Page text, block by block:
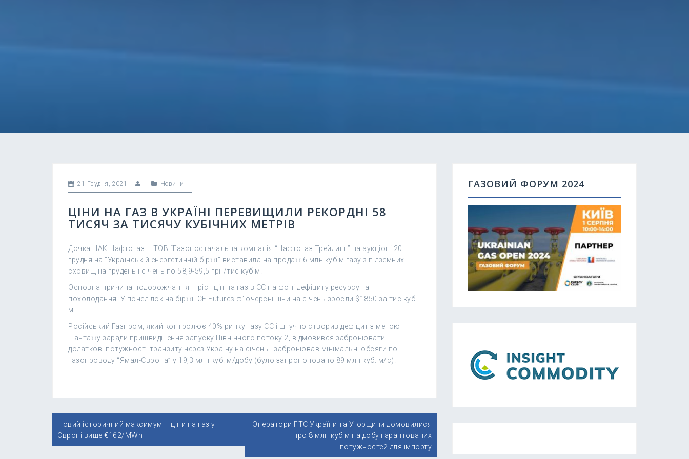
21 Грудня, 2021 Новини
ЦІНИ НА ГАЗ В УКРАЇНІ ПЕРЕВИЩИЛИ РЕКОРДНІ 58
ТИСЯЧ ЗА ТИСЯЧУ КУБІЧНИХ МЕТРІВ
Дочка НАК Нафтогаз – ТОВ “Газопостачальна компанія “Нафтогаз Трейдинг” на аукціоні 20
грудня на “Українській енергетичній біржі” виставила на продаж 6 млн куб м газу з підземних
сховищ на грудень і січень по 58,9-59,5 грн/тис куб м.
Основна причина подорожчання – ріст цін на газ в ЄС на фоні дефіциту ресурсу та
похолодання. У понеділок на біржі ICE Futures ф’ючерсні ціни на січень зросли $1850 за тис куб
м.
Російський Газпром, який контролює 40% ринку газу ЄС і штучно створив дефіцит з метою
шантажу заради пришвидшення запуску Північного потоку 2, відмовився забронювати
додаткові потужності транзиту через Україну на січень і забронював мінімальні обсяги по
газопроводу “Ямал-Європа” у 19,3 млн куб. м/добу (було запропоновано 89 млн куб. м/с).
Навігація
записів
Новий історичний максимум – ціни на газ у
Європі вище €162/MWh
Оператори ГТС України та Угорщини домовилися
про 8 млн куб м на добу гарантованих
потужностей для імпорту
ГАЗОВИЙ ФОРУМ 2024